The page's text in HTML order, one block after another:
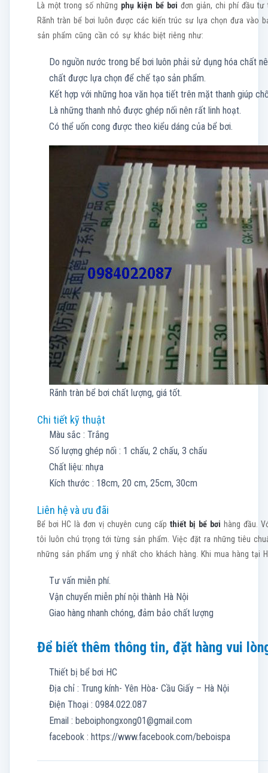
Là một trong số những phụ kiện bể bơi đơn giản, chi phí đầu tư
Rãnh tràn bể bơi luôn được các kiến trúc sư lựa chọn đưa vào
sản phẩm cũng cần có sự khác biệt riêng như:
Do nguồn nước trong bể bơi luôn phải sử dụng hóa chất
chất được lựa chọn để chế tạo sản phẩm.
Kết hợp với những hoa văn họa tiết trên mặt thanh giúp
Là những thanh nhỏ được ghép nối nên rất linh hoạt.
Có thể uốn cong được theo kiểu dáng của bể bơi.
Rãnh tràn bể bơi chất lượng, giá tốt.
Chi tiết kỹ thuật
Màu sắc : Trắng
Số lượng ghép nối : 1 chấu, 2 chấu, 3 chấu
Chất liệu: nhựa
Kích thước : 18cm, 20 cm, 25cm, 30cm
Liên hệ và ưu đãi
Bể bơi HC là đơn vị chuyên cung cấp thiết bị bể bơi hàng đầu.
tôi luôn chú trọng tới từng sản phẩm. Việc đặt ra những tiêu
những sản phẩm ưng ý nhất cho khách hàng. Khi mua hàng tại
Tư vấn miễn phí.
Vận chuyển miễn phí nội thành Hà Nội
Giao hàng nhanh chóng, đảm bảo chất lượng
Để biết thêm thông tin, đặt hàng vui
Thiết bị bể bơi HC
Địa chỉ : Trung kính- Yên Hòa- Cầu Giấy – Hà Nội
Điện Thoại : 0984.022.087
Email : beboiphongxong01@gmail.com
facebook : https://www.facebook.com/beboispa